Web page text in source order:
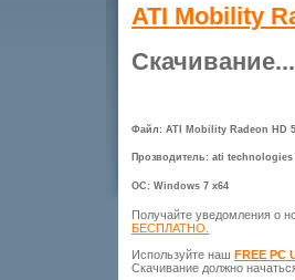
ATI Mobility
Скачивание...
Файл: ATI Mobility Radeon HD
Прозводитель: ati technologies
ОС: Windows 7 x64
Получайте уведомления о
БЕСПЛАТНО.
Используйте наш FREE PC
Скачивание должно